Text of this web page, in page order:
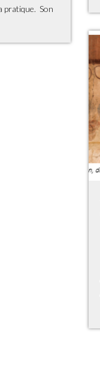
pratique. Son